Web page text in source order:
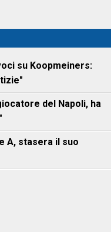
su Koopmeiners:
del Napoli, ha
A, stasera il suo